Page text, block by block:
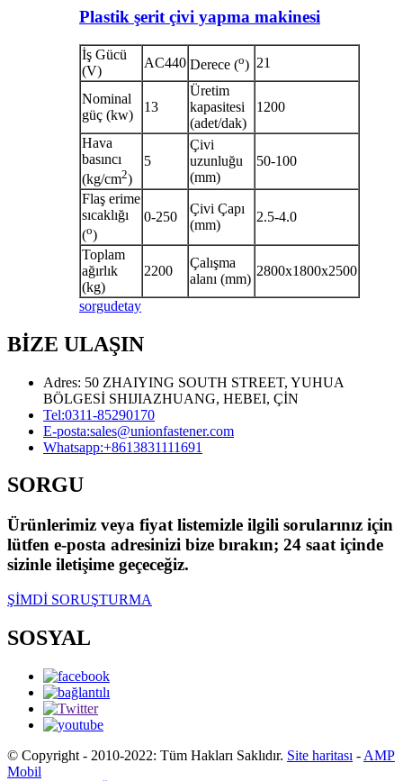
Plastik şerit çivi yapma makinesi
İş Gücü
(V)
AC440 Derece (o) 21
Nominal
güç (kw)
13
Üretim
kapasitesi
(adet/dak)
1200
Hava
basıncı
(kg/cm2)
5
Çivi
uzunluğu
(mm)
50-100
Flaş erime
sıcaklığı
(o)
0-250
Çivi Çapı
(mm)
2.5-4.0
Toplam
ağırlık
(kg)
2200
Çalışma
alanı (mm)
2800x1800x2500
sorgudetay
BİZE ULAŞIN
Adres: 50 ZHAIYING SOUTH STREET, YUHUA
BÖLGESİ SHIJIAZHUANG, HEBEI, ÇİN
Tel:0311-85290170
E-posta:sales@unionfastener.com
Whatsapp:+8613831111691
SORGU
Ürünlerimiz veya fiyat listemizle ilgili sorularınız için
lütfen e-posta adresinizi bize bırakın; 24 saat içinde
sizinle iletişime geçeceğiz.
ŞİMDİ SORUŞTURMA
SOSYAL
© Copyright - 2010-2022: Tüm Hakları Saklıdır. Site haritası - AMP
Mobil